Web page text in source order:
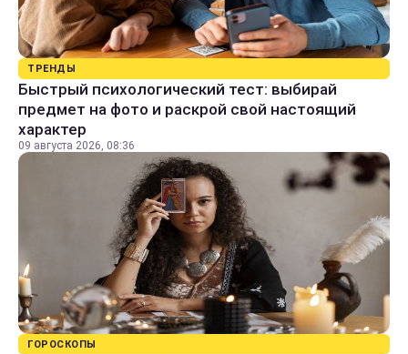
ТРЕНДЫ
Быстрый психологический тест: выбирай
предмет на фото и раскрой свой настоящий
характер
09 августа 2026, 08:36
ГОРОСКОПЫ